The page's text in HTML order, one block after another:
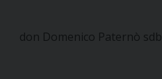
don Domenico Paternò sdb